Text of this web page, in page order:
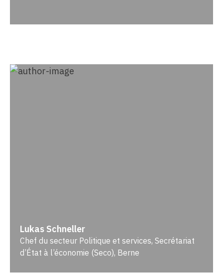
Lukas Schneller
Chef du secteur Politique et services, Secrétariat
d’État à l’économie (Seco), Berne